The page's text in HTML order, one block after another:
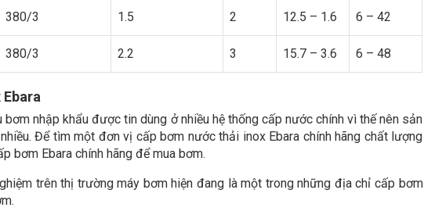
380/3 1.5 2 12.5 – 1.6 6 – 42
380/3 2.2 3 15.7 – 3.6 6 – 48
nhập khẩu được tin dùng ở nhiều hệ thống cấp nước chính vì thế nên sản
Để tìm một đơn vị cấp bơm nước thải inox Ebara chính hãng chất lượng
bơm Ebara chính hãng để mua bơm.
trên thị trường máy bơm hiện đang là một trong những địa chỉ cấp bơm